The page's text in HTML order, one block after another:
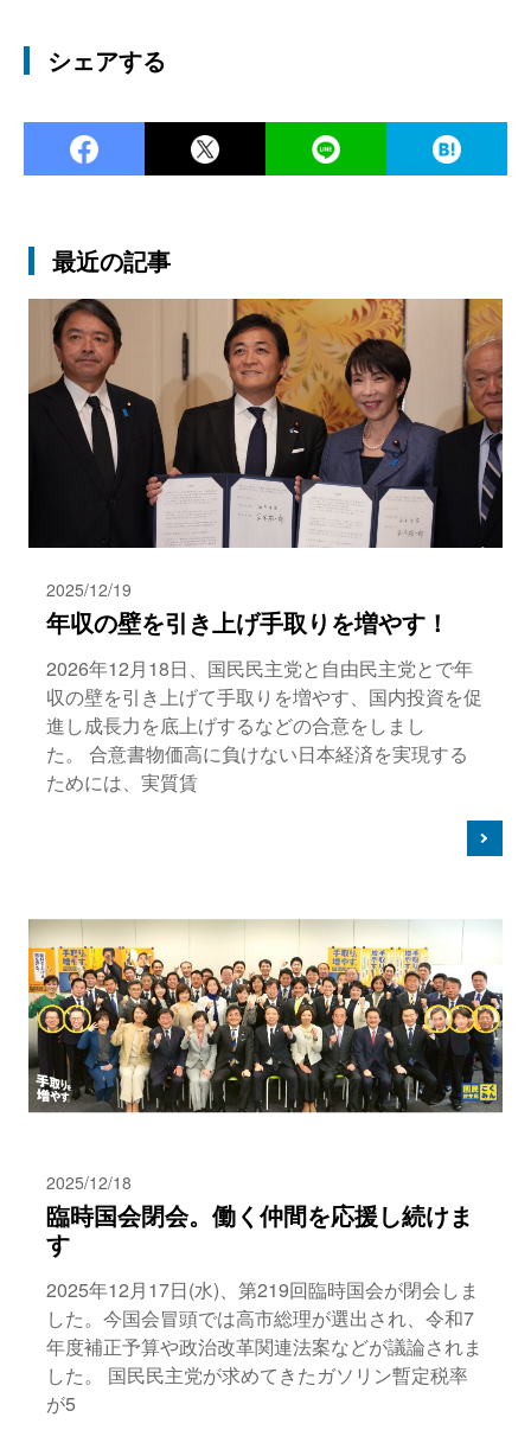
シェアする
Facebook Twitter
最近の記事
2025/12/19
年収の壁を引き上げ手取りを増やす！
2026年12月18日、国民民主党と自由民主党とで年
収の壁を引き上げて手取りを増やす、国内投資を促
進し成長力を底上げするなどの合意をしまし
た。 合意書物価高に負けない日本経済を実現する
ためには、実質賃
2025/12/18
臨時国会閉会。働く仲間を応援し続けま
す
2025年12月17日(水)、第219回臨時国会が閉会しま
した。今国会冒頭では高市総理が選出され、令和7
年度補正予算や政治改革関連法案などが議論されま
した。 国民民主党が求めてきたガソリン暫定税率
が5